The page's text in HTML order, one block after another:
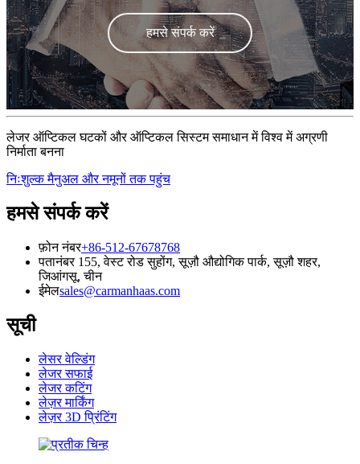
हमसे संपर्क करें
लेजर ऑप्टिकल घटकों और ऑप्टिकल सिस्टम समाधान में विश्व में अग्रणी
निर्माता बनना
निःशुल्क मैनुअल और नमूनों तक पहुंच
हमसे संपर्क करें
फ़ोन नंबर+86-512-67678768
पतानंबर 155, वेस्ट रोड सुहोंग, सूज़ौ औद्योगिक पार्क, सूज़ौ शहर,
जिआंगसू, चीन
ईमेलsales@carmanhaas.com
सूची
लेसर वेल्डिंग
लेजर सफाई
लेजर कटिंग
लेज़र मार्किंग
लेज़र 3D प्रिंटिंग